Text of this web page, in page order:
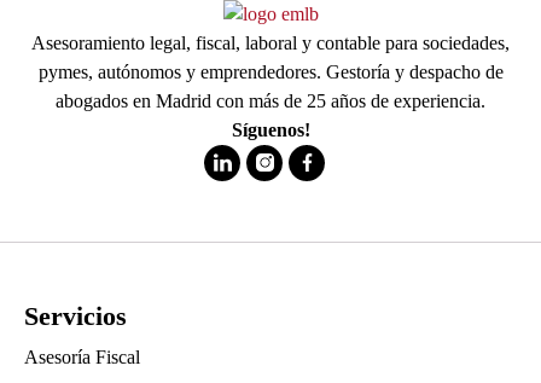
Asesoramiento legal, fiscal, laboral y contable para sociedades,
pymes, autónomos y emprendedores. Gestoría y despacho de
abogados en Madrid con más de 25 años de experiencia.
Síguenos!
Servicios
Asesoría Fiscal